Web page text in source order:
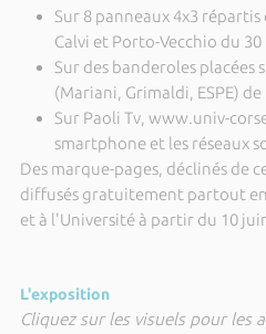
Sur 8 panneaux 4x3
Calvi et Porto-Vecchio du
Sur des banderoles placées
(Mariani, Grimaldi, ESPE)
Sur Paoli Tv, www.univ-
smartphone et les réseaux
Des marque-pages, déclinés de
diffusés gratuitement partout en
et à l'Université à partir du 10
L'exposition
Cliquez sur les visuels pour les